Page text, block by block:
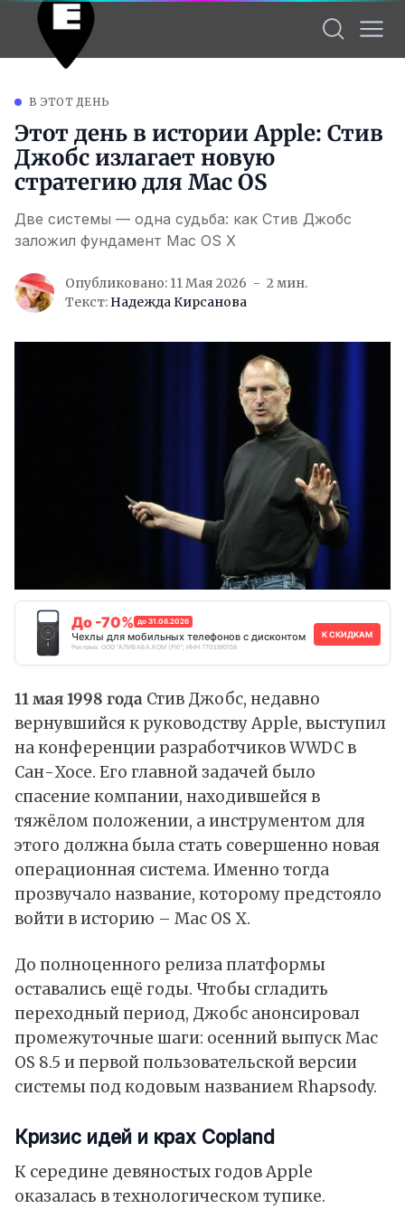
В ЭТОТ ДЕНЬ
Этот день в истории Apple: Стив
Джобс излагает новую
стратегию для Mac OS
Две системы — одна судьба: как Стив Джобс
заложил фундамент Mac OS X
Опубликовано: 11 Мая 2026
2 мин.
Текст: Надежда Кирсанова
До -70% до 31.08.2026
Чехлы для мобильных телефонов с дисконтом
Реклама. ООО "АЛИБАБА.КОМ (РУ)", ИНН 7703380158
К СКИДКАМ
11 мая 1998 года Стив Джобс, недавно
вернувшийся к руководству Apple, выступил
на конференции разработчиков WWDC в
Сан-Хосе. Его главной задачей было
спасение компании, находившейся в
тяжёлом положении, а инструментом для
этого должна была стать совершенно новая
операционная система. Именно тогда
прозвучало название, которому предстояло
войти в историю – Mac OS X.
До полноценного релиза платформы
оставались ещё годы. Чтобы сгладить
переходный период, Джобс анонсировал
промежуточные шаги: осенний выпуск Mac
OS 8.5 и первой пользовательской версии
системы под кодовым названием Rhapsody.
Кризис идей и крах Copland
К середине девяностых годов Apple
оказалась в технологическом тупике.